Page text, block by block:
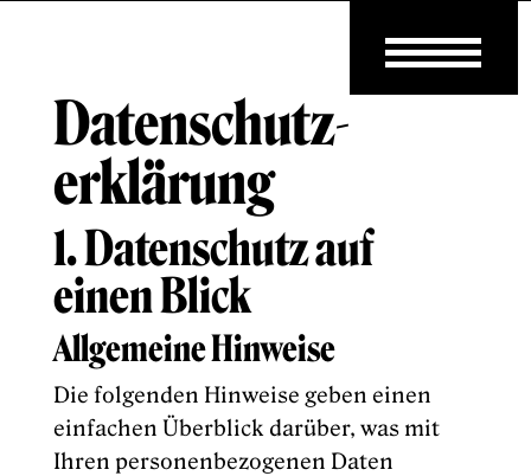
Datenschutz­
erklärung
1. Datenschutz auf
einen Blick
Allgemeine Hinweise
Die folgenden Hinweise geben einen
einfachen Überblick darüber, was mit
Ihren personenbezogenen Daten